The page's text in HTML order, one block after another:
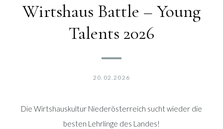
Wirtshaus Battle – Young
Talents 2026
20.02.2026
Die Wirtshauskultur Niederösterreich sucht wieder die
besten Lehrlinge des Landes!